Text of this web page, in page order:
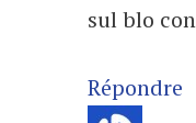
sul blo
Répondre